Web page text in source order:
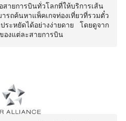
ายการบินทั่วโลกที่ให้บริการเส้น
นหาแพ็คเกจท่องเที่ยวที่รวมตั๋ว
ระหยัดได้อย่างง่ายดาย โดยดูจาก
องแต่ละสายการบิน